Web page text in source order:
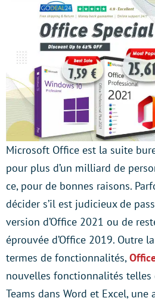
Microsoft Office est la suite
pour plus d’un milliard de
ce, pour de bonnes raisons.
décider s’il est judicieux de
version d’Office 2021 ou de
éprouvée d’Office 2019. Outre
termes de fonctionnalités,
nouvelles fonctionnalités telles
Teams dans Word et Excel, une